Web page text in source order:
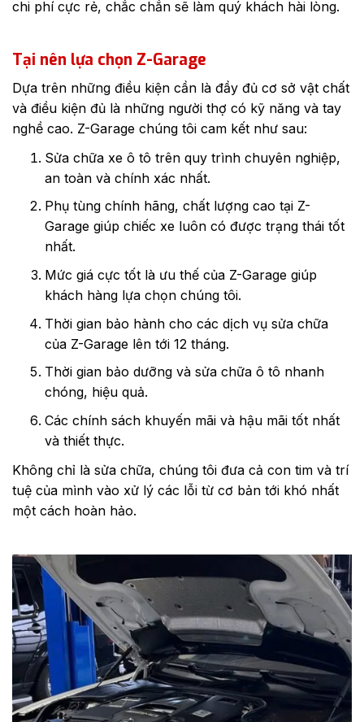
chi phí cực rẻ, chắc chắn sẽ làm quý khách hài lòng.
Tại nên lựa chọn Z-Garage
Dựa trên những điều kiện cần là đầy đủ cơ sở vật chất
và điều kiện đủ là những người thợ có kỹ năng và tay
nghề cao. Z-Garage chúng tôi cam kết như sau:
Sửa chữa xe ô tô trên quy trình chuyên nghiệp,
an toàn và chính xác nhất.
Phụ tùng chính hãng, chất lượng cao tại Z-
Garage giúp chiếc xe luôn có được trạng thái tốt
nhất.
Mức giá cực tốt là ưu thế của Z-Garage giúp
khách hàng lựa chọn chúng tôi.
Thời gian bảo hành cho các dịch vụ sửa chữa
của Z-Garage lên tới 12 tháng.
Thời gian bảo dưỡng và sửa chữa ô tô nhanh
chóng, hiệu quả.
Các chính sách khuyến mãi và hậu mãi tốt nhất
và thiết thực.
Không chỉ là sửa chữa, chúng tôi đưa cả con tim và trí
tuệ của mình vào xử lý các lỗi từ cơ bản tới khó nhất
một cách hoàn hảo.